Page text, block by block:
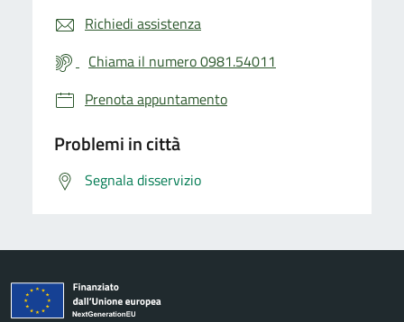
Richiedi assistenza
Chiama il numero 0981.54011
Prenota appuntamento
Problemi in città
Segnala disservizio